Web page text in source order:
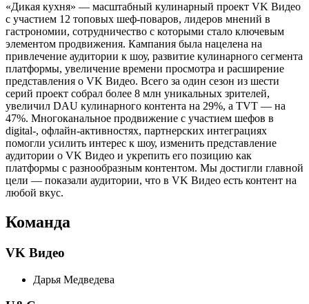
«Дикая кухня» — масштабный кулинарный проект VK Видео
с участием 12 топовых шеф-поваров, лидеров мнений в
гастрономии, сотрудничество с которыми стало ключевым
элементом продвижения. Кампания была нацелена на
привлечение аудитории к шоу, развитие кулинарного сегмента
платформы, увеличение времени просмотра и расширение
представления о VK Видео. Всего за один сезон из шести
серий проект собрал более 8 млн уникальных зрителей,
увеличил DAU кулинарного контента на 29%, а TVT — на
47%. Многоканальное продвижение с участием шефов в
digital-, офлайн-активностях, партнерских интеграциях
помогли усилить интерес к шоу, изменить представление
аудитории о VK Видео и укрепить его позицию как
платформы с разнообразным контентом. Мы достигли главной
цели — показали аудитории, что в VK Видео есть контент на
любой вкус.
Команда
VK Видео
Дарья Медведева